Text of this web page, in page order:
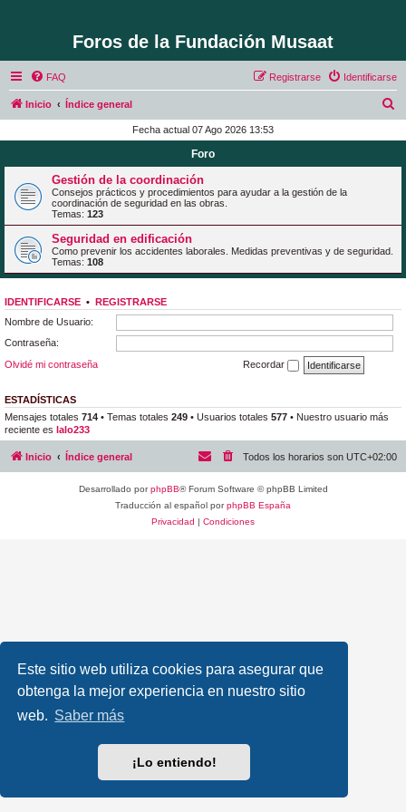
Este sitio web utiliza cookies para asegurar que
obtenga la mejor experiencia en nuestro sitio
web. Saber más
¡Lo entiendo!
Foros de la Fundación Musaat
FAQ Identificarse
Registrarse
Inicio Índice general
c
Fecha actual 07 Ago 2026 13:53
Foro
Gestión de la coordinación
Consejos prácticos y procedimientos para ayudar a la gestión de la
coordinación de seguridad en las obras.
Temas: 123
Seguridad en edificación
Como prevenir los accidentes laborales. Medidas preventivas y de seguridad.
Temas: 108
IDENTIFICARSE • REGISTRARSE
Nombre de Usuario:
Contraseña:
Olvidé mi contraseña
Recordar
ESTADÍSTICAS
Mensajes totales 714 • Temas totales 249 • Usuarios totales 577 • Nuestro usuario más
reciente es lalo233
Inicio Índice general Todos los horarios son UTC+02:00
Desarrollado porphpBB® Forum Software © phpBB Limited
Traducción al español porphpBB España
Privacidad | Condiciones